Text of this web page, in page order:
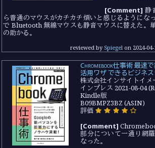
[Comment] 静
ら普通のマウスがカチカチ煩いと感じるようにな
で Bluetooth 無線マウスも静音マウスに替えた。
の助かる。
reviewed by Spiegelon 2024-04-
Chromebook仕事術 最速
活用ワザ できるビジネ
株式会社インサイトイメ
インプレス 2021-08-04
Kindle版
B09BMPZ3BZ (ASIN)
評価
[Comment]
部分について一通り網
なった。